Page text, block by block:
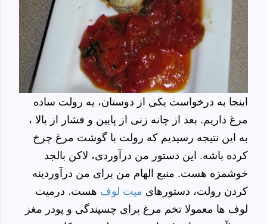
اینجا به درخواست یکی از دوستان، یه رولت ساده
مرغ داریم. بعد از چانه زنی از پایین و فشار از بالا ،
به این نتیجه رسیدیم که رولت با گوشت مرغ چرخ
کرده باشه. این دستور من درآوردی، لاکن بالجد
خوشمزه هست. منبع الهام من برای من درآوردینه
کردن رولت، دستورهای میت لوف هست. درمیت
لوف ها معمولا تخم مرغ برای چسپندگی و پودر مغز